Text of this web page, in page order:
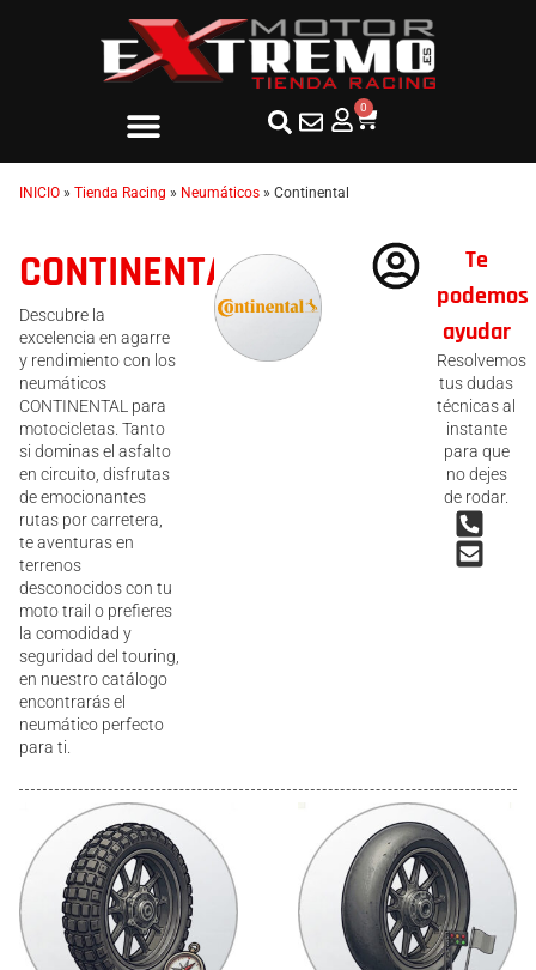
0
INICIO » Tienda Racing » Neumáticos » Continental
CONTINENTAL
Descubre la
excelencia en agarre
y rendimiento con los
neumáticos
CONTINENTAL para
motocicletas. Tanto
si dominas el asfalto
en circuito, disfrutas
de emocionantes
rutas por carretera,
te aventuras en
terrenos
desconocidos con tu
moto trail o prefieres
la comodidad y
seguridad del touring,
en nuestro catálogo
encontrarás el
neumático perfecto
para ti.
Te
podemos
ayudar
Resolvemos
tus dudas
técnicas al
instante
para que
no dejes
de rodar.